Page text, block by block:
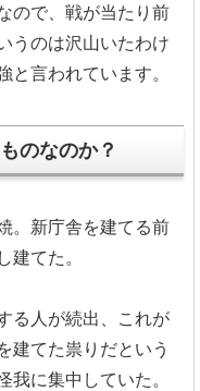
ので、戦が当たり前
うのは沢山いたわけ
言われています。
のなのか？
。新庁舎を建てる前
建てた。
る人が続出、
これが
建てた祟りだという
我に集中していた。